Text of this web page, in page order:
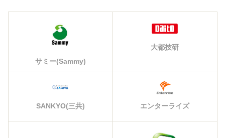
サミー(Sammy)
大都技研
SANKYO(三共) エンターライズ